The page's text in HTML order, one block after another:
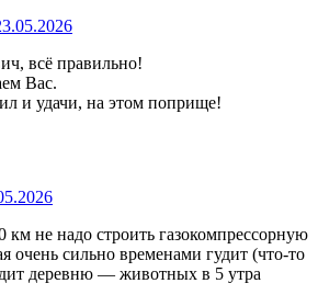
всё правильно!
Вас.
и удачи, на этом поприще!
км не надо строить газокомпрессорную
очень сильно временами гудит (что-то
деревню — животных в 5 утра